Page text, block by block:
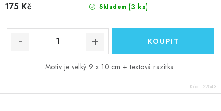
Skladem (3 ks)
175 Kč
Motiv je velký 9 x 10 cm + textová razítka.
Kód: 22843